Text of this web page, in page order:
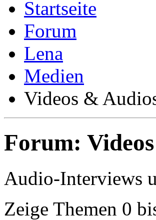
Forum
Lena
Medien
Videos &
Forum:
Audio-Interviews
Zeige Themen 0